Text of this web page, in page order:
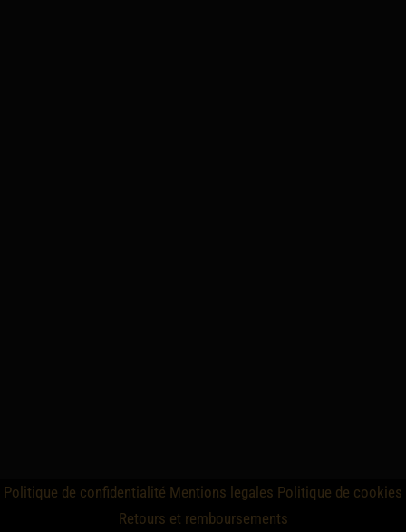
Politique de confidentialité Mentions legales Politique de cookies
Retours et remboursements